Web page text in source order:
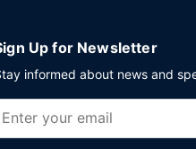
Up for Newsletter
informed about news and